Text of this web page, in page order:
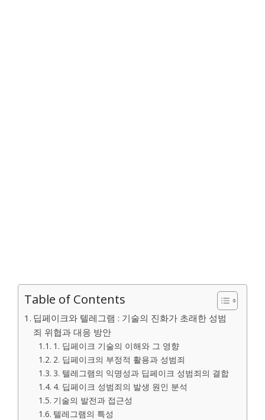
Table of Contents
딥페이크와 텔레그램 : 기술의 진화가 초래한 성범
죄 위협과 대응 방안
1. 딥페이크 기술의 이해와 그 영향
2. 딥페이크의 부정적 활용과 성범죄
3. 텔레그램의 익명성과 딥페이크 성범죄의 결합
4. 딥페이크 성범죄의 발생 원인 분석
기술의 발전과 접근성
텔레그램의 특성